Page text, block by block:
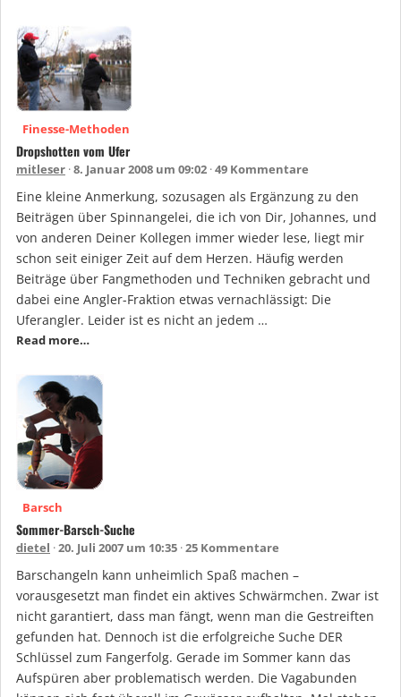
Finesse-Methoden
Dropshotten vom Ufer
mitleser 8. Januar 2008 um 09:02 49 Kommentare
Eine kleine Anmerkung, sozusagen als Ergänzung zu den
Beiträgen über Spinnangelei, die ich von Dir, Johannes, und
von anderen Deiner Kollegen immer wieder lese, liegt mir
schon seit einiger Zeit auf dem Herzen. Häufig werden
Beiträge über Fangmethoden und Techniken gebracht und
dabei eine Angler-Fraktion etwas vernachlässigt: Die
Uferangler. Leider ist es nicht an jedem …
Read more…
Barsch
Sommer-Barsch-Suche
dietel 20. Juli 2007 um 10:35 25 Kommentare
Barschangeln kann unheimlich Spaß machen –
vorausgesetzt man findet ein aktives Schwärmchen. Zwar ist
nicht garantiert, dass man fängt, wenn man die Gestreiften
gefunden hat. Dennoch ist die erfolgreiche Suche DER
Schlüssel zum Fangerfolg. Gerade im Sommer kann das
Aufspüren aber problematisch werden. Die Vagabunden